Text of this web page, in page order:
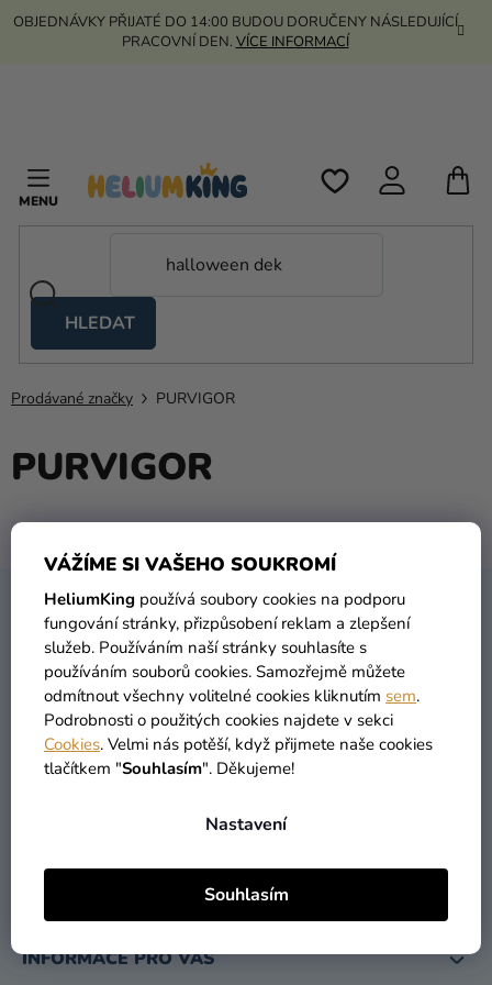
VÁŽÍME SI VAŠEHO SOUKROMÍ
HeliumKing používá soubory cookies na podporu
fungování stránky, přizpůsobení reklam a zlepšení
služeb. Používáním naší stránky souhlasíte s
používáním souborů cookies. Samozřejmě můžete
odmítnout všechny volitelné cookies kliknutím sem.
Podrobnosti o použitých cookies najdete v sekci
Cookies. Velmi nás potěší, když přijmete naše cookies
tlačítkem "Souhlasím". Děkujeme!
Nastavení
Souhlasím
Přejít
OBJEDNÁVKY PŘIJATÉ DO 14:00 BUDOU DORUČENY NÁSLEDUJÍCÍ
PRACOVNÍ DEN. VÍCE INFORMACÍ
HLEDAT
stany
Kanekalon
Helium
a
Svatba
Párty
Výzdoba
a
doplňky
Kostýmy
Oblečení
Dárky
merch
Svátky
Prodávané značky PURVIGOR
PURVIGOR
KONTAKT
info@heliumking.cz
INFORMACE PRO VÁS